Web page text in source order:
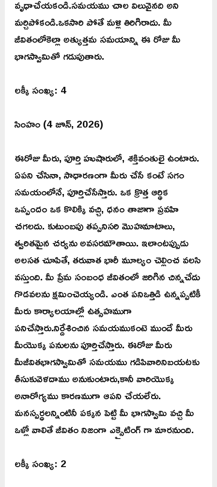
వృధాచేయకండి.సమయము చాల విలువైనది అని
మర్చిపోకండి.ఒకసారి పోతే మళ్లి తిరిగిరాదు. మీ
జీవితంలోకెల్లా అత్యుత్తమ సమయాన్ని ఈ రోజు మీ
భాగస్వామితో గడుపుతారు.
లక్కీ సంఖ్య: 4
సింహం (4 జూన్, 2026)
ఈరోజు మీరు, పూర్తి హుషారులో, శక్తివంతులై ఉంటారు.
ఏపని చేసినా, సాధారణంగా మీరు చేసే కంటే సగం
సమయంలోనే, పూర్తిచేసేస్తారు. ఒక క్రొత్త ఆర్థిక
ఒప్పందం ఒక కొలిక్కి వచ్చి, ధనం తాజాగా ప్రవహి
చగలదు. కుటుంబపు తప్పనిసరి మొహమాటాలు,
త్వరితమైన చర్యను అవసరమౌతాయి. ఇలాంటప్పుడు
అలసత చూపితే, తరువాత భారీ మూల్యం చెల్లించ వలసి
వస్తుంది. మీ ప్రేమ సంబంధ జీవితంలో జరిగిన చిన్నచేదు
గొడవలను క్షమించెయ్యండి. ఎంత పనిఒత్తిడి ఉన్నప్పటికీ
మీరు కార్యాలయాల్లో ఉత్సహముగా
పనిచేస్తారు.నిర్దేశించిన సమయముకంటె ముందే మీరు
మీయొక్క పనులను పూర్తిచేస్తారు. ఈరోజు మీరు
మీజీవితభాగస్వామితో సమయము గడిపివారినిబయటకు
తీసుకువెళదాము అనుకుంటారు,కానీ వారియొక్క
అనారోగ్యము కారణముగా ఆపని చేయలేరు.
మనస్పర్ధలన్నింటినీ పక్కన పెట్టి మీ భాగస్వామి వచ్చి మీ
ఒళ్లో వాలితే జీవితం నిజంగా ఎక్సైటింగ్ గా మారనుంది.
లక్కీ సంఖ్య: 2